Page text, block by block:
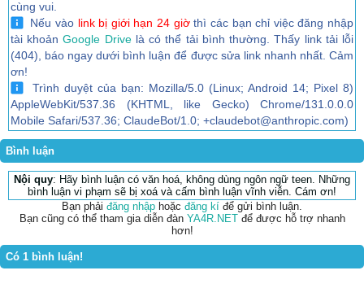
cùng vui.
Nếu vào link bị giới hạn 24 giờthì các bạn chỉ việc đăng nhập
tài khoảnGoogle Drivelà có thể tải bình thường. Thấy link tải lỗi
(404), báo ngay dưới bình luận để được sửa link nhanh nhất. Cảm
ơn!
Trình duyệt của bạn: Mozilla/5.0 (Linux; Android 14; Pixel 8)
AppleWebKit/537.36 (KHTML, like Gecko) Chrome/131.0.0.0
Mobile Safari/537.36; ClaudeBot/1.0; +claudebot@anthropic.com)
Bình luận
Nội quy: Hãy bình luận có văn hoá, không dùng ngôn ngữ teen. Những
bình luận vi phạm sẽ bị xoá và cấm bình luận vĩnh viễn. Cám ơn!
Bạn phải đăng nhập hoặc đăng kí để gửi bình luận.
Bạn cũng có thể tham gia diễn đàn YA4R.NETđể được hỗ trợ nhanh
hơn!
Có 1 bình luận!